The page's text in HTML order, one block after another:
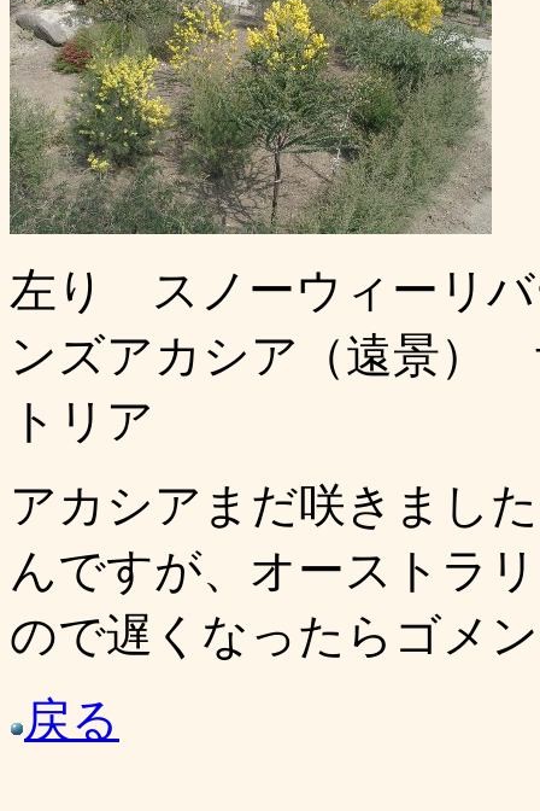
左り スノーウィーリ
ンズアカシア（遠景
トリア
アカシアまだ咲きまし
んですが、オーストラ
ので遅くなったらゴメ
戻る